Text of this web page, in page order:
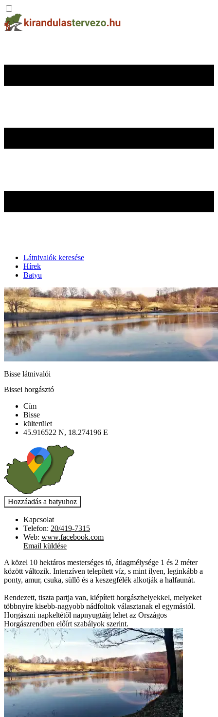
Látnivalók keresése
Hírek
Batyu
Bisse látnivalói
Bissei horgásztó
Cím
Bisse
külterület
45.916522 N, 18.274196 E
Kapcsolat
Telefon: 20/419-7315
Web: www.facebook.com
Email küldése
A közel 10 hektáros mesterséges tó, átlagmélysége 1 és 2 méter
között változik. Intenzíven telepített víz, s mint ilyen, leginkább a
ponty, amur, csuka, süllő és a keszegfélék alkotják a halfaunát.
Rendezett, tiszta partja van, kiépített horgászhelyekkel, melyeket
többnyire kisebb-nagyobb nádfoltok választanak el egymástól.
Horgászni napkeltétől napnyugtáig lehet az Országos
Horgászrendben előírt szabályok szerint.